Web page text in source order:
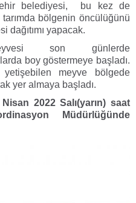
belediyesi, bu kez de
bölgenin öncülüğünü
dağıtımı yapacak.
son günlerde
boy göstermeye başladı.
meyve bölgede
yer almaya başladı.
2022 Salı(yarın) saat
Müdürlüğünde